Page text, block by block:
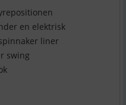
en elektrisk
liner
swing